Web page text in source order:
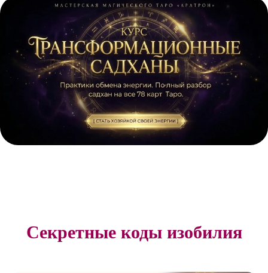
Секретные коды изобилия